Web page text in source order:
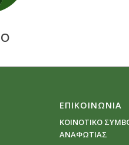
ΕΠΙΚΟΙΝΩΝΙΑ
ΚΟΙΝΟΤΙΚΟ
ΑΝΑΦΩΤΙΑΣ